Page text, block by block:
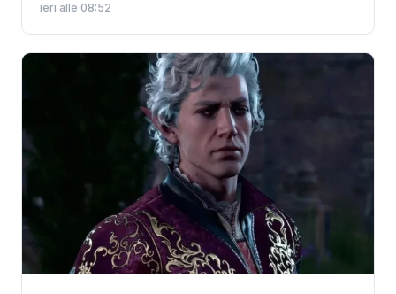
ieri alle 08:52